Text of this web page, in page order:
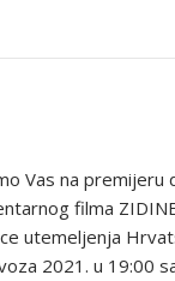
Vas na premijeru
filma
utemeljenja
2021. u 19:00